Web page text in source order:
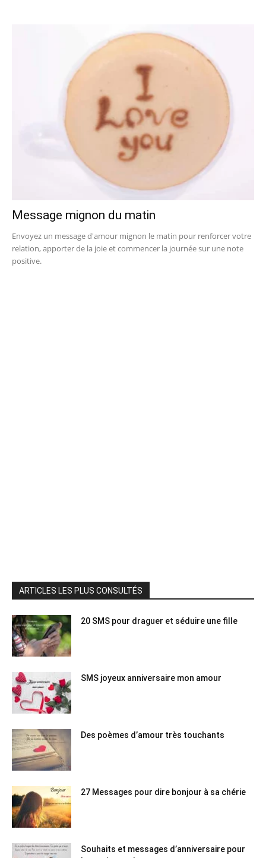
Message mignon du matin
Envoyez un message d'amour mignon le matin pour renforcer votre
relation, apporter de la joie et commencer la journée sur une note
positive.
ARTICLES LES PLUS CONSULTÉS
20 SMS pour draguer et séduire une fille
SMS joyeux anniversaire mon amour
Des poèmes d’amour très touchants
27 Messages pour dire bonjour à sa chérie
Souhaits et messages d’anniversaire pour